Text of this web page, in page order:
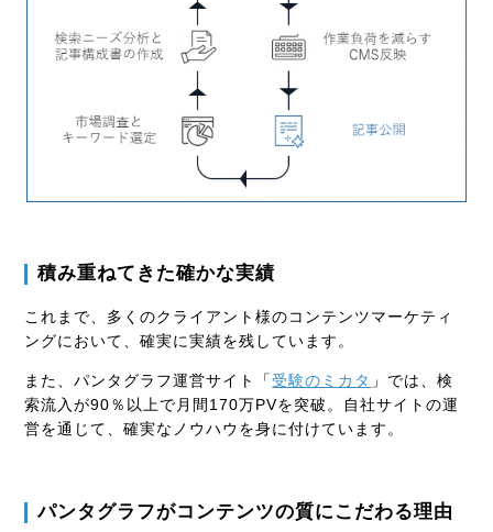
積み重ねてきた確かな実績
これまで、多くのクライアント様のコンテンツマーケティ
ングにおいて、確実に実績を残しています。
また、パンタグラフ運営サイト「受験のミカタ 」では、検
索流入が90％以上で月間 170万PVを突破。自社サイトの運
営を通じて、確実なノウハウを身に付けています。
パンタグラフがコンテンツの質にこだわる理由